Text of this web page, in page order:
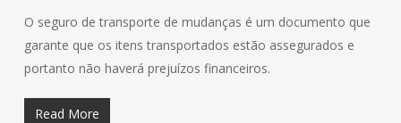
O seguro de transporte de mudanças é um documento que
garante que os itens transportados estão assegurados e
portanto não haverá prejuízos financeiros.
Read More